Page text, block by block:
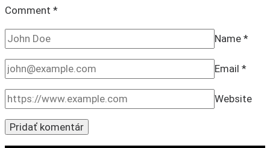
Comment *
Name *
Email *
Website